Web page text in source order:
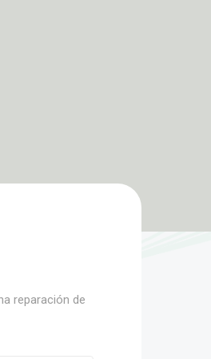
reparación de